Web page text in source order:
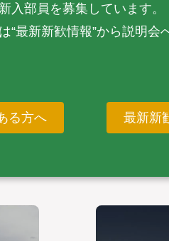
入部員を募集しています。
“最新新歓情報”から説明会
る方へ 最新新